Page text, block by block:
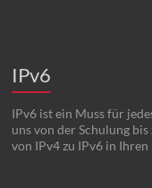
IPv6
IPv6 ist ein Muss für
uns von der Schulung
von IPv4 zu IPv6 in